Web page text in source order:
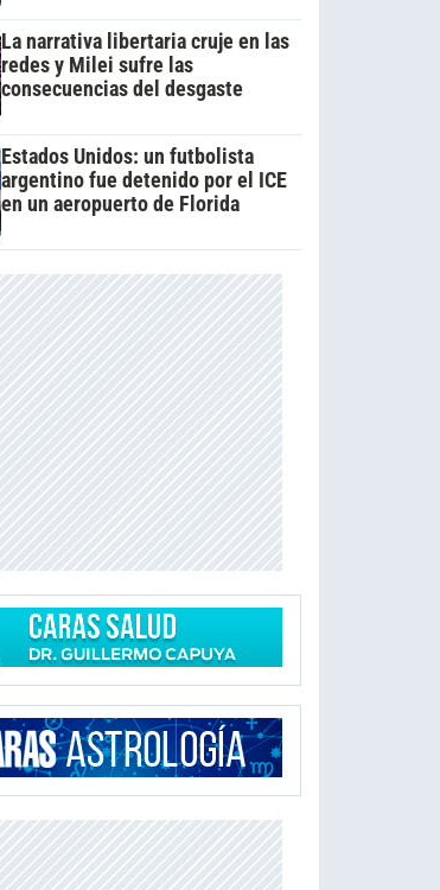
La narrativa libertaria cruje en las
redes y Milei sufre las
consecuencias del desgaste
Estados Unidos: un futbolista
argentino fue detenido por el ICE
en un aeropuerto de Florida